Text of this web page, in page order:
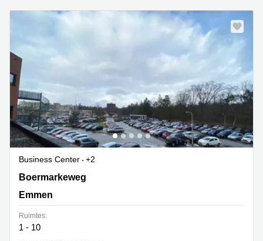
Business Center
+2
Boemarkeweg 58A, Emmen
Boermarkeweg
Emmen
Ruimtes:
1 - 10